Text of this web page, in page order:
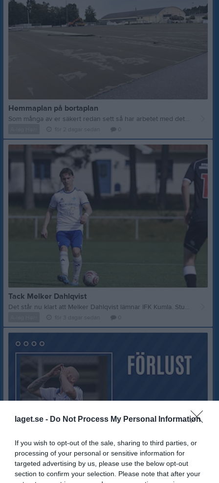
laget.se - Do Not Process My Personal Information
If you wish to opt-out of the sale, sharing to third parties, or
processing of your personal or sensitive information for
targeted advertising by us, please use the below opt-out
section to confirm your selection. Please note that after your
Hemmaplan på bortaplan
Som många av er säkert redan sett så har arbetet med det nya konstgräset på IP stött på patrull. Den gamla mattan är redan borttagen och leveransen av den nya mattan är försenad. Detta gör att vi kommer tvingas spela våra två kommande hemmamatcher på annan plats. Ny anläggning för hemmamatcherna mot Vänersborgs IF (nu på lördag 8/8) och Husqvarna FF (fredag 21/8) blir Moabvallen i Hällabrottet. IFK Kumla ansvarar som vanligt för arrangemanget kring båda matcherna men Yxhults IK kommer hjälpa oss. Vi har haft ett bra möte med representanter från Yxhults IK som kommer vara oss behjälpliga med både förberedelser inför match, under match och även efter match. Vi vill därför även officiellt rikta ett stort tack till Yxhults IK för all hjälp kring dessa två matcher. Våra två kommande hemmamatcher på Moabvallen i Hällabrottet: Lördag 8 augusti 14:00: Vänersborgs IF Fredag 21 augusti 18:30: Husqvarna FF Vi ses i Hällabrottet på lördag!
Tack Melker Dahlqvist
Det står nu klart att Melker Dahlqvist lämnar IFK Kumla. Studierna tar honom till Stockholm där han kommer att fortsätta sin utbildning. Melker anslöt till IFK Kumla från Sandvikens AIK inför säsongen 2024 och han har sedan dess varit en viktig spelare på mittfältet. Med sitt stora IFK-hjärta har han varit en uppskattad lagkamrat och en viktig del av laget. Vi vill rikta ett stort tack för allt du har gjort för klubben och önskar dig stort lycka till, både med studierna och i din kommande klubb. IFK Kumla kommer alltid att finnas här när du är redo för en comeback. Under sin tid i IFK Kumla noterades Melker Dahlqvist för 63 seriematcher och tre mål i den vita tröjan.